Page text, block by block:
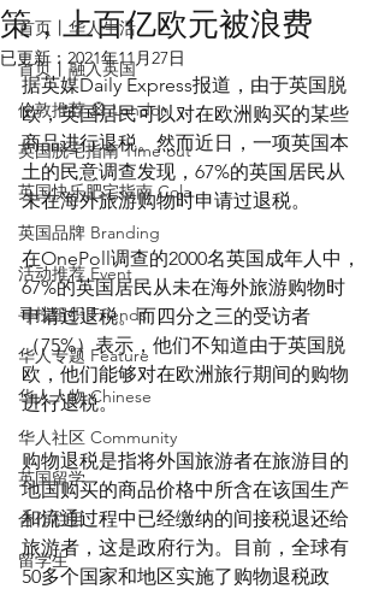
首页丨华人生活
首页丨融入英国
伦敦推荐 🎡 London
英国脱宅指南 Time out
英国快乐肥宅指南 Cola
英国品牌 Branding
活动推荐 Event
寻找组织 Friends
华人专题 Feature
华人人物 Chinese
华人社区 Community
英国留学
合作栏目
留学生
策，上百亿欧元被浪费
已更新： 2021年11月27日
据英媒Daily Express报道，由于英国脱
欧，英国居民可以对在欧洲购买的某些
商品进行退税。然而近日，一项英国本
土的民意调查发现，67%的英国居民从
未在海外旅游购物时申请过退税。
在OnePoll调查的2000名英国成年人中，
67%的英国居民从未在海外旅游购物时
申请过退税。而四分之三的受访者
（75%）表示，他们不知道由于英国脱
欧，他们能够对在欧洲旅行期间的购物
进行退税。
购物退税是指将外国旅游者在旅游目的
地国购买的商品价格中所含在该国生产
和流通过程中已经缴纳的间接税退还给
旅游者，这是政府行为。目前，全球有
50多个国家和地区实施了购物退税政